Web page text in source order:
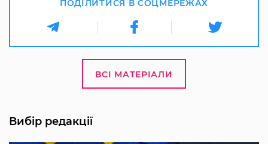
ПОДІЛИТИСЯ В СОЦМЕРЕЖАХ
ВСІ МАТЕРІАЛИ
Вибір редакції